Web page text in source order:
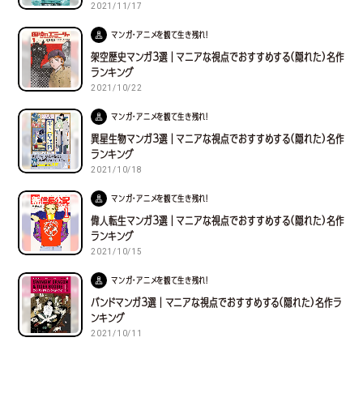
2021/11/17
マンガ・アニメを観て生き残れ！
架空歴史マンガ３選｜マニアな視点でおすすめする(隠れた)名作
ランキング
2021/10/22
マンガ・アニメを観て生き残れ！
異星生物マンガ３選｜マニアな視点でおすすめする(隠れた)名作
ランキング
2021/10/18
マンガ・アニメを観て生き残れ！
偉人転生マンガ３選｜マニアな視点でおすすめする(隠れた)名作
ランキング
2021/10/15
マンガ・アニメを観て生き残れ！
バンドマンガ３選｜マニアな視点でおすすめする(隠れた)名作ラ
ンキング
2021/10/11